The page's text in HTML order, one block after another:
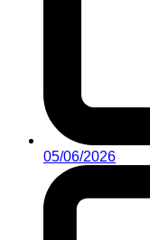
05/06/2026